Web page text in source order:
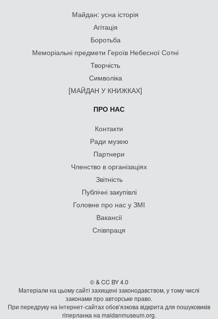
Майдан: усна історія
Агітація
Боротьба
Меморіальні предмети Героїв Небесної Сотні
Творчість
Символіка
[МАЙДАН У КНИЖКАХ]
ПРО НАС
Контакти
Ради музею
Партнери
Членство в організаціях
Звітність
Публічні закупівлі
Головне про нас у ЗМІ
Вакансії
Співпраця
© & CC BY 4.0
Матеріали на цьому сайті захищені законодавством, у тому числі
законами про авторське право.
При передруку на iнтернет-сайтах обов’язкова відкрита для пошуковиків
гiперланка на maidanmuseum.org.